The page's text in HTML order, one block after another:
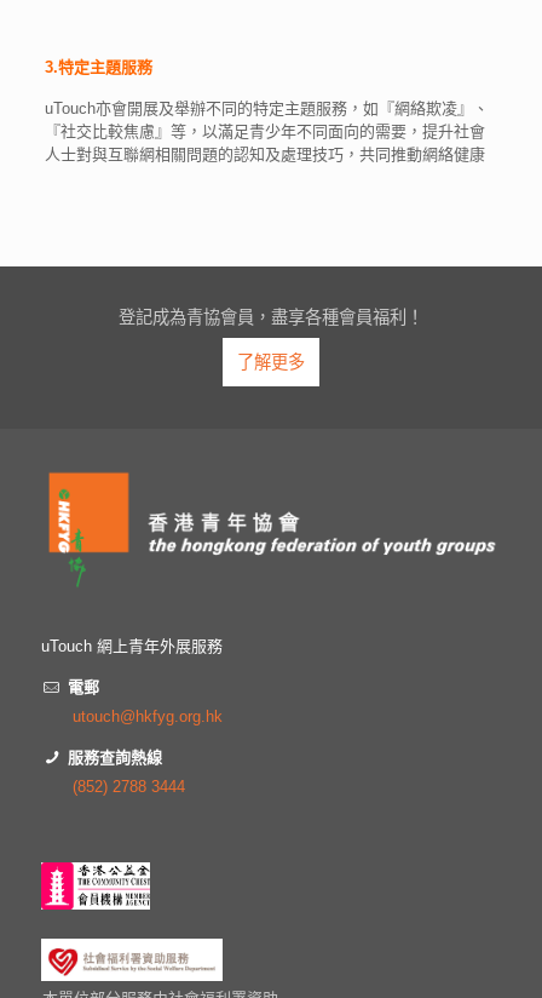
3.特定主題服務
uTouch亦會開展及舉辦不同的特定主題服務，如『網絡欺凌』、
『社交比較焦慮』等，以滿足青少年不同面向的需要，提升社會
人士對與互聯網相關問題的認知及處理技巧，共同推動網絡健康
登記成為青協會員，盡享各種會員福利！
了解更多
uTouch 網上青年外展服務
電郵
utouch@hkfyg.org.hk
服務查詢熱線
(852) 2788 3444